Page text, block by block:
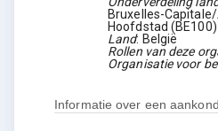
Bruxelles-
Hoofdstad (BE100)
Land: België
Rollen van deze
Organisatie voor
Informatie over een